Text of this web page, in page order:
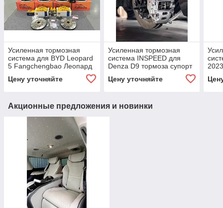
Усиленная тормозная
система для BYD Leopard
5 Fangchengbao Леопард
Тормозные диски Колодки
Цену уточняйте
Усиленная тормозная
система INSPEED для
Denza D9 тормоза супорт
тормозной диск колодки
шланги
Цену уточняйте
Акционные предложения и новинки